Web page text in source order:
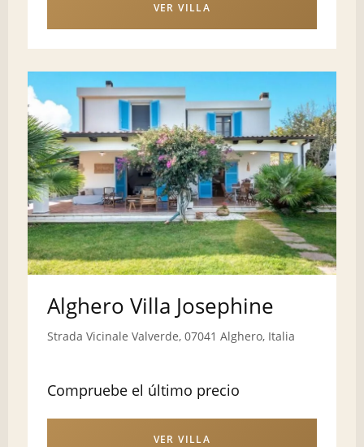
VER VILLA
Alghero Villa Josephine
Strada Vicinale Valverde, 07041 Alghero, Italia
Compruebe el último precio
VER VILLA